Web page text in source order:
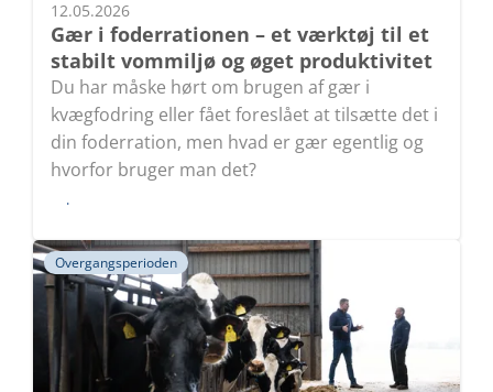
12.05.2026
Gær i foderrationen – et værktøj til et
stabilt vommiljø og øget produktivitet
Du har måske hørt om brugen af gær i
kvægfodring eller fået foreslået at tilsætte det i
din foderration, men hvad er gær egentlig og
hvorfor bruger man det?
Læs
Overgangsperioden